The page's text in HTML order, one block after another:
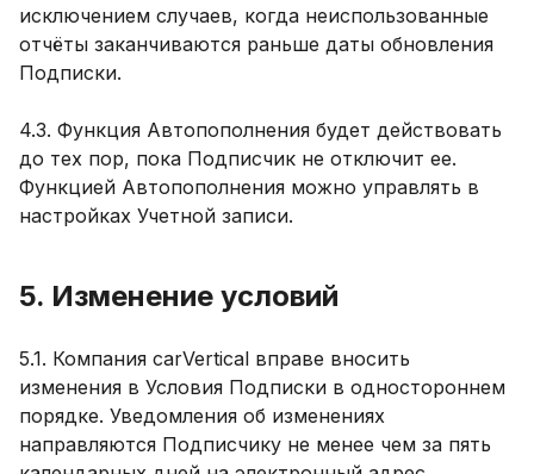
исключением случаев, когда неиспользованные
отчёты заканчиваются раньше даты обновления
Подписки.
4.3. Функция Автопополнения будет действовать
до тех пор, пока Подписчик не отключит ее.
Функцией Автопополнения можно управлять в
настройках Учетной записи.
5. Изменение условий
5.1. Компания carVertical вправе вносить
изменения в Условия Подписки в одностороннем
порядке. Уведомления об изменениях
направляются Подписчику не менее чем за пять